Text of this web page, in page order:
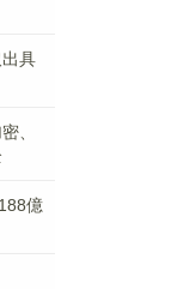
具
、
億